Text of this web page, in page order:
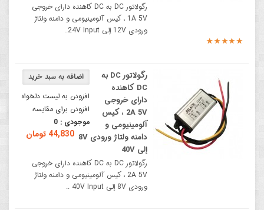
رگولاتور DC به DC کاهنده دارای خروجی
1A 5V ، کیس آلومینیومی و دامنه ولتاژ
ورودی 12V إلی 24V Input..
افزودن به لیست دلخواه
افزودن برای مقایسه
موجودی : 0
44,830 تومان
رگولاتور DC به
DC کاهنده
دارای خروجی
2A 5V ، کیس
آلومینیومی و
دامنه ولتاژ ورودی 8V
إلی 40V
رگولاتور DC به DC کاهنده دارای خروجی
2A 5V ، کیس آلومینیومی و دامنه ولتاژ
ورودی 8V إلی 40V Input ..